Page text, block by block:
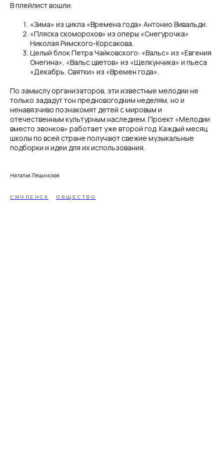
В плейлист вошли:
«Зима» из цикла «Времена года» Антонио Вивальди.
«Пляска скоморохов» из оперы «Снегурочка»
Николая Римского-Корсакова.
Целый блок Петра Чайковского: «Вальс» из «Евгения
Онегина», «Вальс цветов» из «Щелкунчика» и пьеса
«Декабрь. Святки» из «Времен года».
По замыслу организаторов, эти известные мелодии не
только зададут тон предновогодним неделям, но и
ненавязчиво познакомят детей с мировым и
отечественным культурным наследием. Проект «Мелодии
вместо звонков» работает уже второй год. Каждый месяц
школы по всей стране получают свежие музыкальные
подборки и идеи для их использования.
Наталья Лещинская
СМОЛЕНСК ОБЩЕСТВО